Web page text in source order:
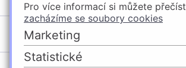
Pro více informací si můžete přečíst
zacházíme se soubory cookies
Marketing
Statistické
Jak používat portál
Úchytky
Nábytkové kování
Vybavení kuchyní
POBOČKY
Špačince